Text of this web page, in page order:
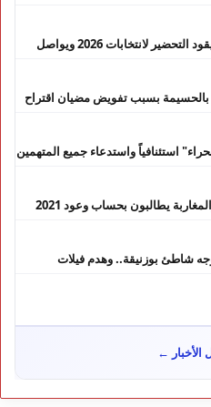
لفتيت.. رجل الداخلية الذي يقود التحضير لانتخابات 2026 ويواصل
بسبب تفويض مضيان اقتراح
استئنافياً واستدعاء جميع المتهمين
يطالبون بحساب وعود 2021
شاطئ بوزنيقة.. وهدم فيلات
←